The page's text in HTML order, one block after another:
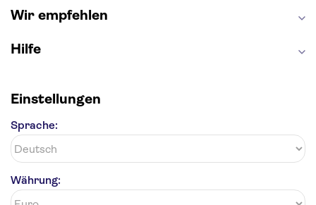
Wir empfehlen
Hilfe
Einstellungen
Sprache:
Währung: